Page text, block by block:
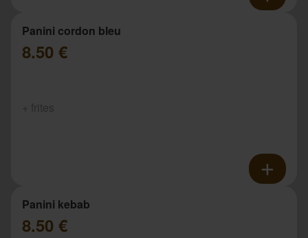
Panini cordon bleu
8.50 €
Panini kebab
8.50 €